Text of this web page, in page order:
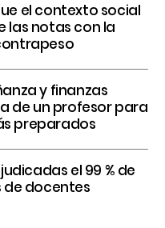
el contexto social
las notas con la
y finanzas
de un profesor para
preparados
el 99 % de
de docentes